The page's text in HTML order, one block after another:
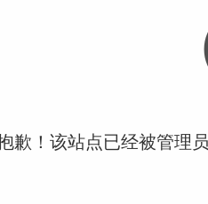
歉！该站点已经被管理